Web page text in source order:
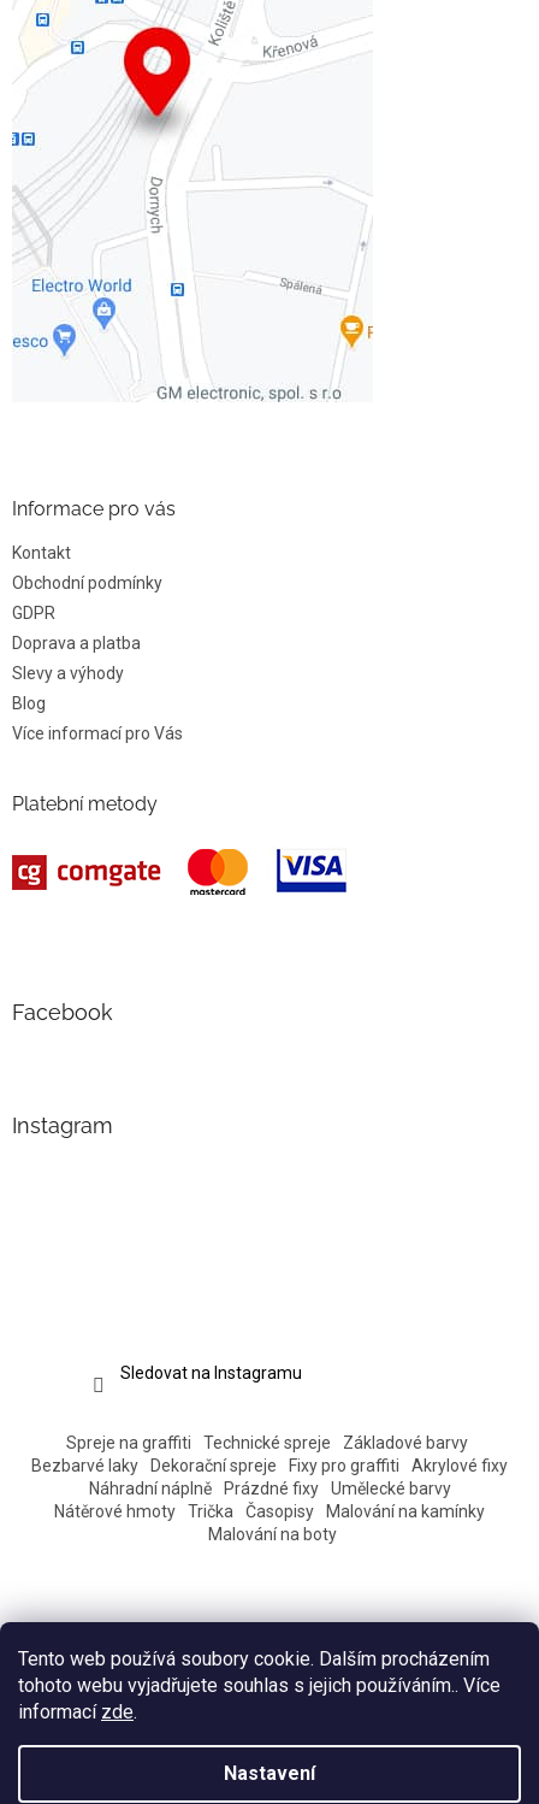
Tento web používá soubory cookie. Dalším procházením
tohoto webu vyjadřujete souhlas s jejich používáním.. Více
informací zde.
Nastavení
Informace pro vás
Kontakt
Obchodní podmínky
GDPR
Doprava a platba
Slevy a výhody
Blog
Více informací pro Vás
Platební metody
Facebook
Instagram
Sledovat na Instagramu
Spreje na graffiti Technické spreje
Základové barvy
Bezbarvé laky
Dekorační spreje Fixy pro graffiti
Akrylové fixy
Náhradní náplně
Prázdné fixy
Umělecké barvy
Nátěrové hmoty
Trička Časopisy
Malování na kamínky
Malování na boty